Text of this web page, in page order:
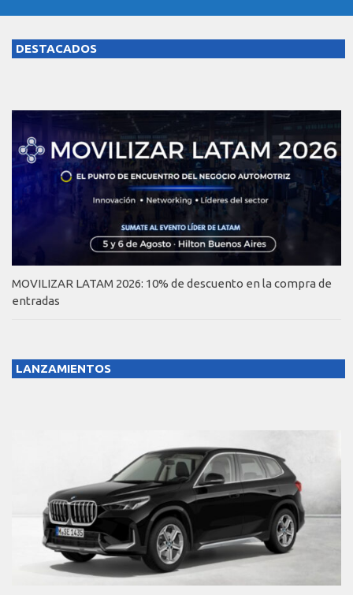
DESTACADOS
MOVILIZAR LATAM 2026: 10% de descuento en la compra de
entradas
LANZAMIENTOS